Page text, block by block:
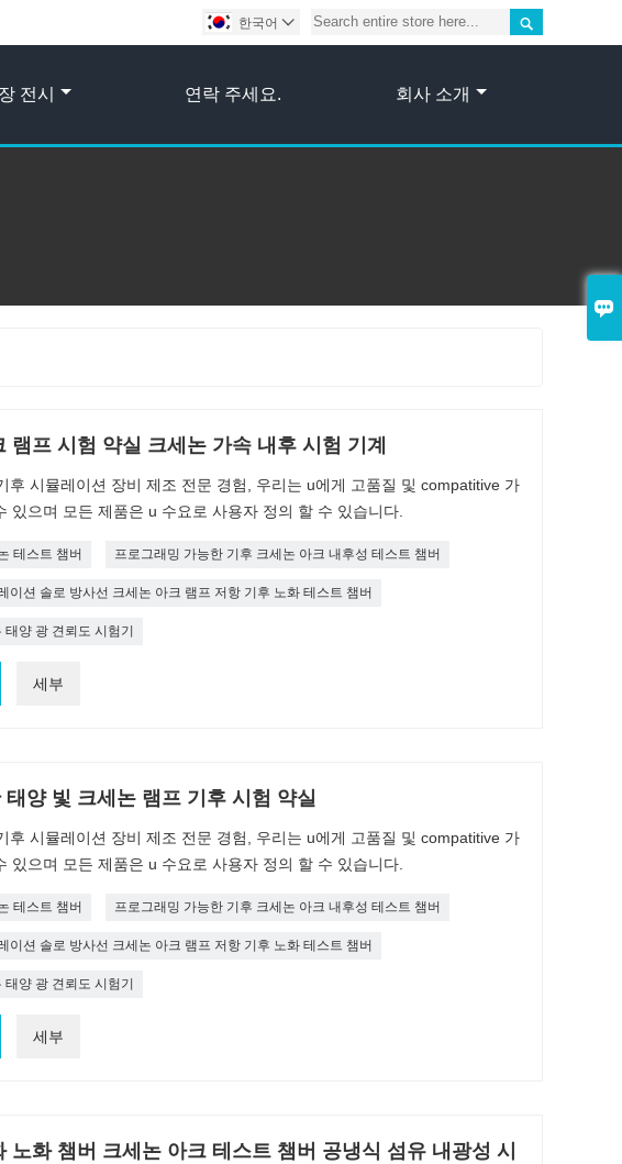


한국어 
전시 연락 주세요. 회사 소개
램프 시험 약실 크세논 가속 내후 시험 기계
후 시뮬레이션 장비 제조 전문 경험, 우리는 u에게 고품질 및 compatitive 가
있으며 모든 제품은 u 수요로 사용자 정의 할 수 있습니다.
테스트 챔버 프로그래밍 가능한 기후 크세논 아크 내후성 테스트 챔버
이션 솔로 방사선 크세논 아크 램프 저항 기후 노화 테스트 챔버
태양 광 견뢰도 시험기
세부
태양 빛 크세논 램프 기후 시험 약실
후 시뮬레이션 장비 제조 전문 경험, 우리는 u에게 고품질 및 compatitive 가
있으며 모든 제품은 u 수요로 사용자 정의 할 수 있습니다.
테스트 챔버 프로그래밍 가능한 기후 크세논 아크 내후성 테스트 챔버
이션 솔로 방사선 크세논 아크 램프 저항 기후 노화 테스트 챔버
태양 광 견뢰도 시험기
세부
노화 챔버 크세논 아크 테스트 챔버 공냉식 섬유 내광성 시